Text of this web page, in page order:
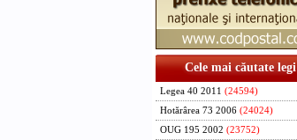
Cele mai căutate legi
Legea 40 2011 (24594)
Hotărârea 73 2006 (24024)
OUG 195 2002 (23752)